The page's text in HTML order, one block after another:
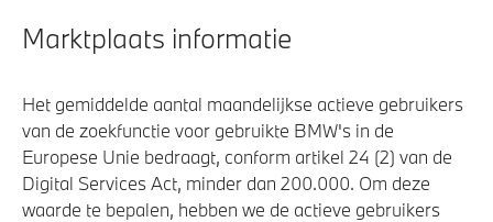
Marktplaats informatie
Het gemiddelde aantal maandelijkse actieve gebruikers
van de zoekfunctie voor gebruikte BMW's in de
Europese Unie bedraagt, conform artikel 24 (2) van de
Digital Services Act, minder dan 200.000. Om deze
waarde te bepalen, hebben we de actieve gebruikers